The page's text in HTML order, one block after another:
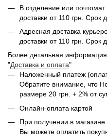
В отделение или
доставки от 110 грн. Срок
Адресная доставка
доставки от 110 грн. Срок
Более детальная
"Доставка и оплата"
Наложенный платеж
Обратите внимание, что
размере 20 грн. + 2% от
Онлайн-оплата картой
При получении в
Вы можете оплатить